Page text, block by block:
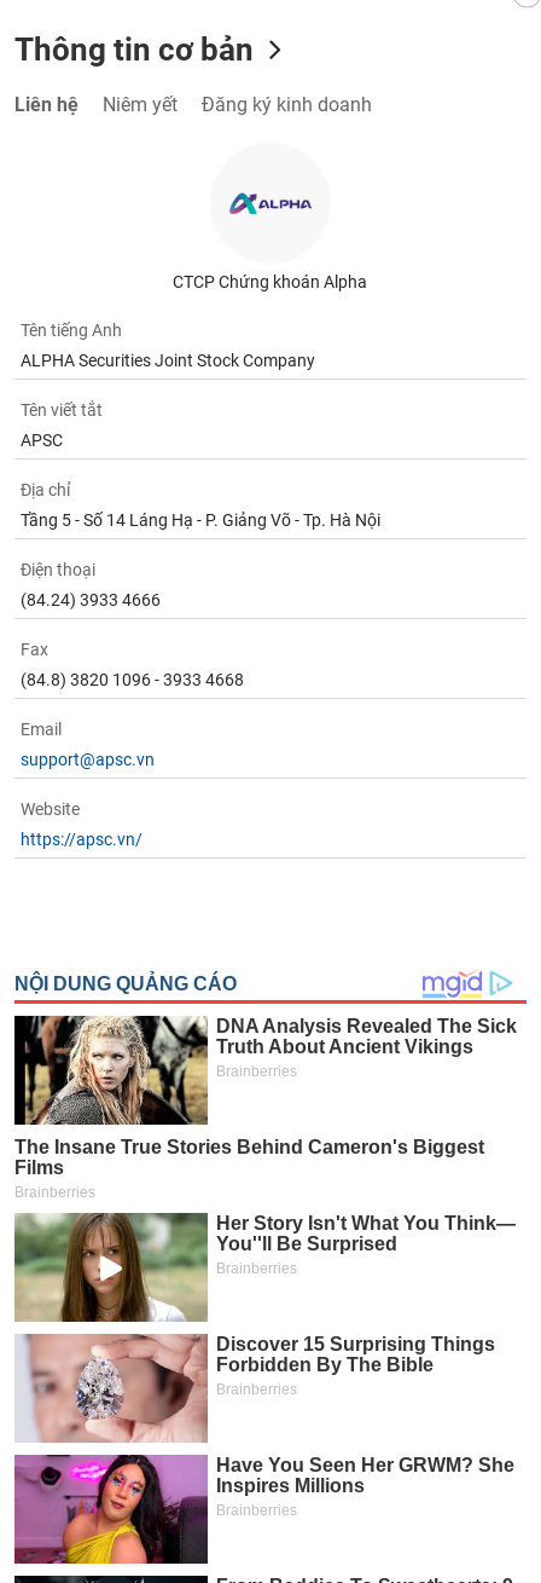
Thông tin cơ bản
Liên hệ Niêm yết Đăng ký kinh doanh
CTCP Chứng khoán Alpha
Tên tiếng Anh
ALPHA Securities Joint Stock Company
Tên viết tắt
APSC
Địa chỉ
Tầng 5 - Số 14 Láng Hạ - P. Giảng Võ - Tp. Hà Nội
Điện thoại
(84.24) 3933 4666
Fax
(84.8) 3820 1096 - 3933 4668
Email
support@apsc.vn
Website
https://apsc.vn/